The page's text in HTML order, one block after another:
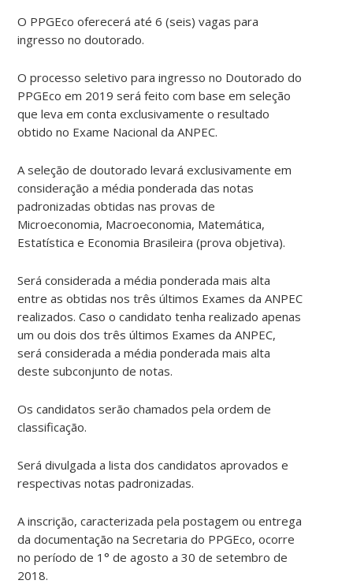
O PPGEco oferecerá até 6 (seis) vagas para
ingresso no doutorado.
O processo seletivo para ingresso no Doutorado do
PPGEco em 2019 será feito com base em seleção
que leva em conta exclusivamente o resultado
obtido no Exame Nacional da ANPEC.
A seleção de doutorado levará exclusivamente em
consideração a média ponderada das notas
padronizadas obtidas nas provas de
Microeconomia, Macroeconomia, Matemática,
Estatística e Economia Brasileira (prova objetiva).
Será considerada a média ponderada mais alta
entre as obtidas nos três últimos Exames da ANPEC
realizados. Caso o candidato tenha realizado apenas
um ou dois dos três últimos Exames da ANPEC,
será considerada a média ponderada mais alta
deste subconjunto de notas.
Os candidatos serão chamados pela ordem de
classificação.
Será divulgada a lista dos candidatos aprovados e
respectivas notas padronizadas.
A inscrição, caracterizada pela postagem ou entrega
da documentação na Secretaria do PPGEco, ocorre
no período de 1° de agosto a 30 de setembro de
2018.